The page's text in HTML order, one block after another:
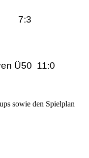
7:3
Ü50 11:0
sowie den Spielplan